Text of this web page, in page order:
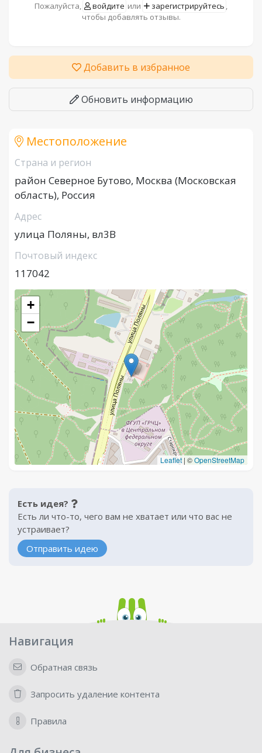
Пожалуйста, войдите или зарегистрируйтесь ,
чтобы добавлять отзывы.
Добавить в избранное
Обновить информацию
Местоположение
Страна и регион
район Северное Бутово, Москва (Московская
область), Россия
Адрес
улица Поляны, вл3В
Почтовый индекс
117042
+
−
Leaflet | ©OpenStreetMap
Есть идея?
Есть ли что-то, чего вам не хватает или что вас не
устраивает?
Отправить идею
Навигация
Обратная связь
Запросить удаление контента
Правила